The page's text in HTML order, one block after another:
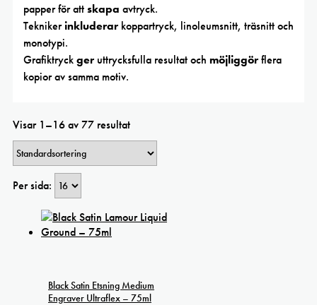
papper för attskapa avtryck.
Teknikerinkluderar koppartryck, linoleumsnitt, träsnitt och
monotypi.
Grafiktryckger uttrycksfulla resultat och möjliggörflera
kopior av samma motiv.
Visar 1–16 av 77 resultat
Per sida:
Black Satin Etsning Medium
Engraver Ultraflex – 75ml